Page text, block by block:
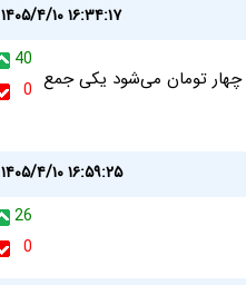
۱۴۰۵/۴/۱۰ ۱۶:۳۴:۱۷
40
0 هست بیرون کلا با چهار تومان می‌شود یکی جمع
۱۴۰۵/۴/۱۰ ۱۶:۵۹:۲۵
26
0